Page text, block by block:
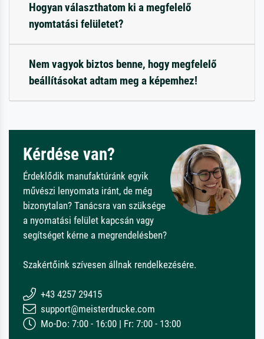
Hogyan választhatom ki a megfelelő
nyomtatási felületet?
Nem vagyok biztos benne, hogy megfelelő
beállításokat adtam meg a képemhez!
Kérdése van?
Érdeklődik manufaktúránk egyik
művészi lenyomata iránt, de még
bizonytalan? Tanácsra van szüksége
a nyomatási felület kapcsán vagy
segítséget kérne a megrendelésben?
Szakértőink szívesen állnak rendelkezésére.
+43 4257 29415
support@meisterdrucke.com
Mo-Do: 7:00 - 16:00 | Fr: 7:00 - 13:00